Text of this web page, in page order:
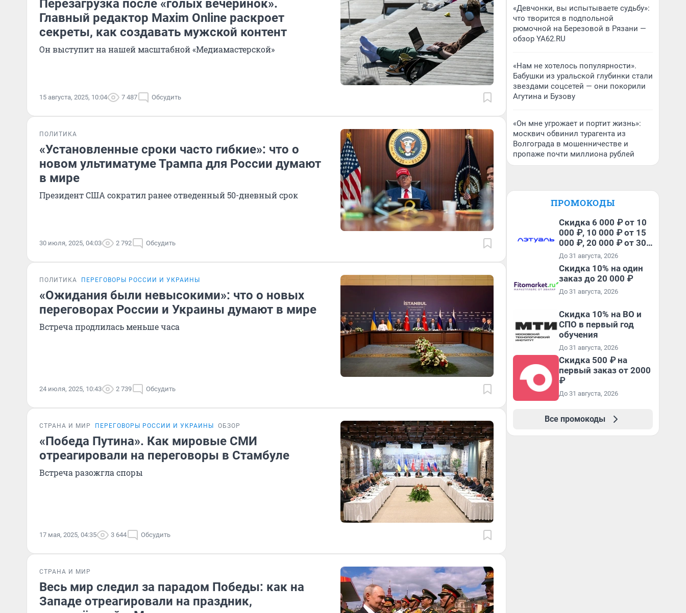
Перезагрузка после «голых вечеринок».
Главный редактор Maxim Online раскроет
секреты, как создавать мужской контент
Он выступит на нашей масштабной «Медиамастерской»
15 августа, 2025, 10:04 7 487 Обсудить
ПОЛИТИКА
«Установленные сроки часто гибкие»: что о
новом ультиматуме Трампа для России думают
в мире
Президент США сократил ранее отведенный 50-дневный срок
30 июля, 2025, 04:03 2 792 Обсудить
ПОЛИТИКА ПЕРЕГОВОРЫ РОССИИ И УКРАИНЫ
«Ожидания были невысокими»: что о новых
переговорах России и Украины думают в мире
Встреча продлилась меньше часа
24 июля, 2025, 10:43 2 739 Обсудить
СТРАНА И МИР ПЕРЕГОВОРЫ РОССИИ И УКРАИНЫ ОБЗОР
«Победа Путина». Как мировые СМИ
отреагировали на переговоры в Стамбуле
Встреча разожгла споры
17 мая, 2025, 04:35 3 644 Обсудить
СТРАНА И МИР
Весь мир следил за парадом Победы: как на
Западе отреагировали на праздник,
«Девчонки, вы испытываете судьбу»:
что творится в подпольной
рюмочной на Березовой в Рязани —
обзор YA62.RU
«Нам не хотелось популярности».
Бабушки из уральской глубинки стали
звездами соцсетей — они покорили
Агутина и Бузову
«Он мне угрожает и портит жизнь»:
москвич обвинил турагента из
Волгограда в мошенничестве и
пропаже почти миллиона рублей
ПРОМОКОДЫ
Скидка 6 000 ₽ от 10
000 ₽, 10 000 ₽ от 15
000 ₽, 20 000 ₽ от 30
000 ₽ и 35 000 ₽ от 50
000 ₽ на первый и все
повторные заказы по
промокоду НАБЕРИ
До 31 августа, 2026
Скидка 10% на один
заказ до 20 000 ₽
До 31 августа, 2026
Скидка 10% на ВО и
СПО в первый год
обучения
До 31 августа, 2026
Скидка 500 ₽ на
первый заказ от 2000
₽
До 31 августа, 2026
Все промокоды